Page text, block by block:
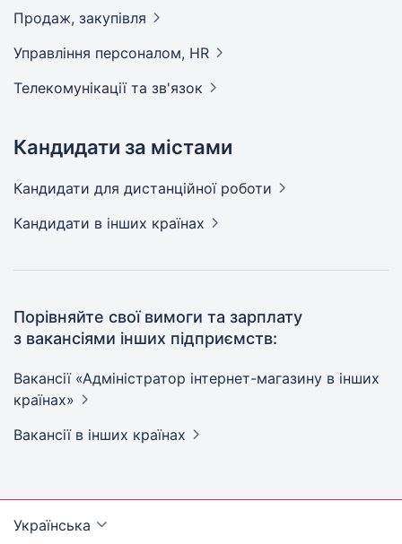
Продаж, закупівля
Управління персоналом, HR
Телекомунікації та зв'язок
Кандидати за містами
Кандидати для дистанційної роботи
Кандидати в інших країнах
Порівняйте свої вимоги та зарплату
з вакансіями інших підприємств:
Вакансії «Адміністратор інтернет-магазину в інших
країнах»
Вакансії в інших країнах
Українська